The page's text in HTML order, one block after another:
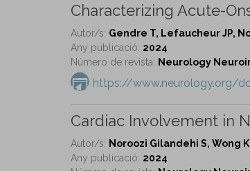
Characterizing Acute-
Autor/s: Gendre T, Lefaucheur JP,
Any publicació: 2024
Número de revista: Neurology
https://www.neurology.org/
Cardiac Involvement in
Autor/s: Noroozi Gilandehi S, Wong
Any publicació: 2024